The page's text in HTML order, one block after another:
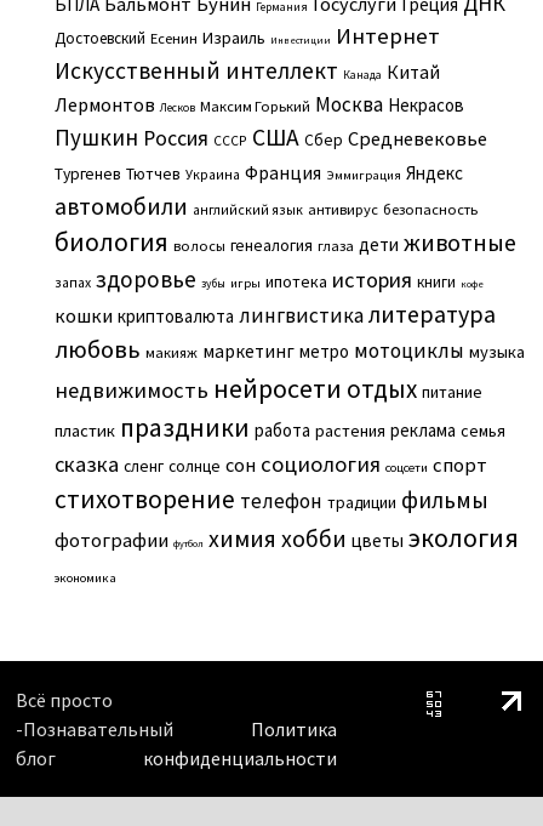
Германия
Достоевский Есенин Израиль Инвестиции Интернет
Искусственный интеллект Канада Китай
Лермонтов Лесков Максим Горький Москва Некрасов
Пушкин Россия СССР США Сбер Средневековье
Тургенев Тютчев Украина Франция Эммиграция Яндекс
автомобили английский язык антивирус безопасность
биология волосы генеалогия глаза дети животные
запах здоровье зубы игры ипотека история книги кофе
кошки криптовалюта лингвистикалитература
любовь макияж маркетинг метро мотоциклы музыка
недвижимость нейросети отдых питание
пластик праздники работа растения реклама семья
сказка сленг солнце сон социология соцсети спорт
стихотворение телефон традиции фильмы
фотографии футбол химия хобби цветы экология
экономика
Всё просто
-Познавательный
блог
Политика
конфиденциальности